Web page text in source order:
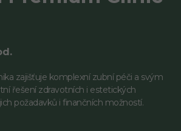
zajišťuje komplexní zubní péči a svým
řešení zdravotních i estetických
požadavků i finančních možností.